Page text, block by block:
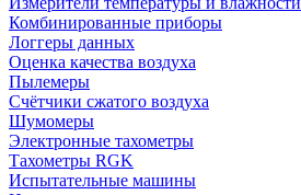
Комбинированные приборы
Логгеры данных
Оценка качества воздуха
Пылемеры
Счётчики сжатого воздуха
Шумомеры
Электронные тахометры
Тахометры RGK
Испытательные машины